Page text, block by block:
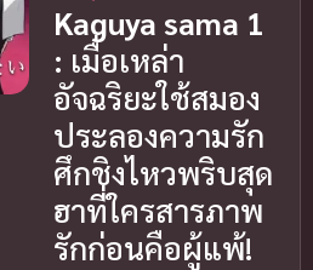
Kaguya sama 1
: เมื่อเหล่า
อัจฉริยะใช้สมอง
ประลองความรัก
ศึกชิงไหวพริบสุด
ฮาที่ใครสารภาพ
รักก่อนคือผู้แพ้!